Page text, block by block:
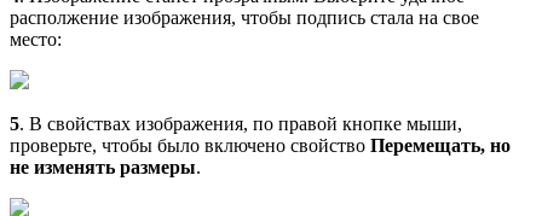
располжение изображения, чтобы подпись стала на свое
место:
5. В свойствах изображения, по правой кнопке мыши,
проверьте, чтобы было включено свойство Перемещать, но
не изменять размеры.